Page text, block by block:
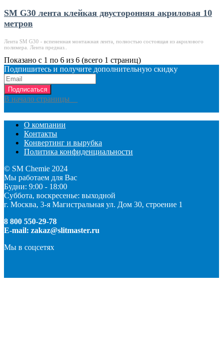
SM G30 лента клейкая двусторонняя акриловая 10
метров
Лента SM G30 - вспененная монтажная лента, полностью состоящая из акрилового
полимера. Лента предназ..
Показано с 1 по 6 из 6 (всего 1 страниц)
Подпишитесь и получите дополнительную скидку
Подписаться
В начало страницы
О компании
Контакты
Конвертинг и вырубка
Политика конфиденциальности
© SM Chemie 2024
Мы работаем для Вас
Будни: 9:00 - 18:00
Суббота, воскресенье: выходной
г. Москва, 3-я Магистральная ул. Дом 30, строение 1
8 800 550-29-78
E-mail: zakaz@slitmaster.ru
Мы в соцсетях